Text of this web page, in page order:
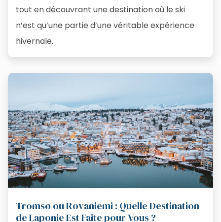
tout en découvrant une destination où le ski
n’est qu’une partie d’une véritable expérience
hivernale.
Tromsø ou Rovaniemi : Quelle Destination
de Laponie Est Faite pour Vous ?